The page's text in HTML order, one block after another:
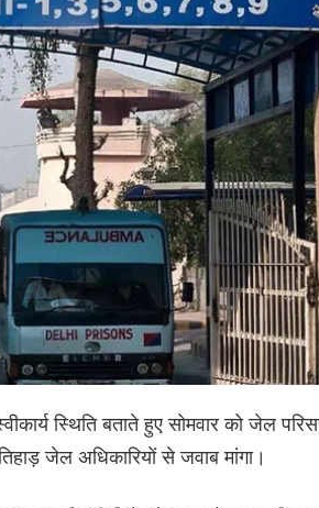
स्थिति बताते हुए सोमवार को जेल
जेल अधिकारियों से जवाब मांगा।